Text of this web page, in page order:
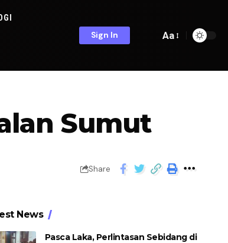
Sign In Aa
Sumut
Share
News
Pasca Laka, Perlintasan Sebidang di